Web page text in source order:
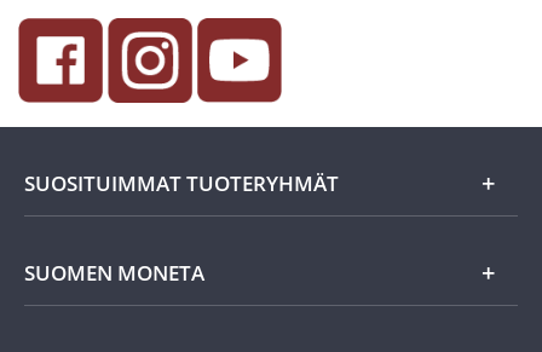
SUOSITUIMMAT TUOTERYHMÄT
Uutuudet
SUOMEN MONETA